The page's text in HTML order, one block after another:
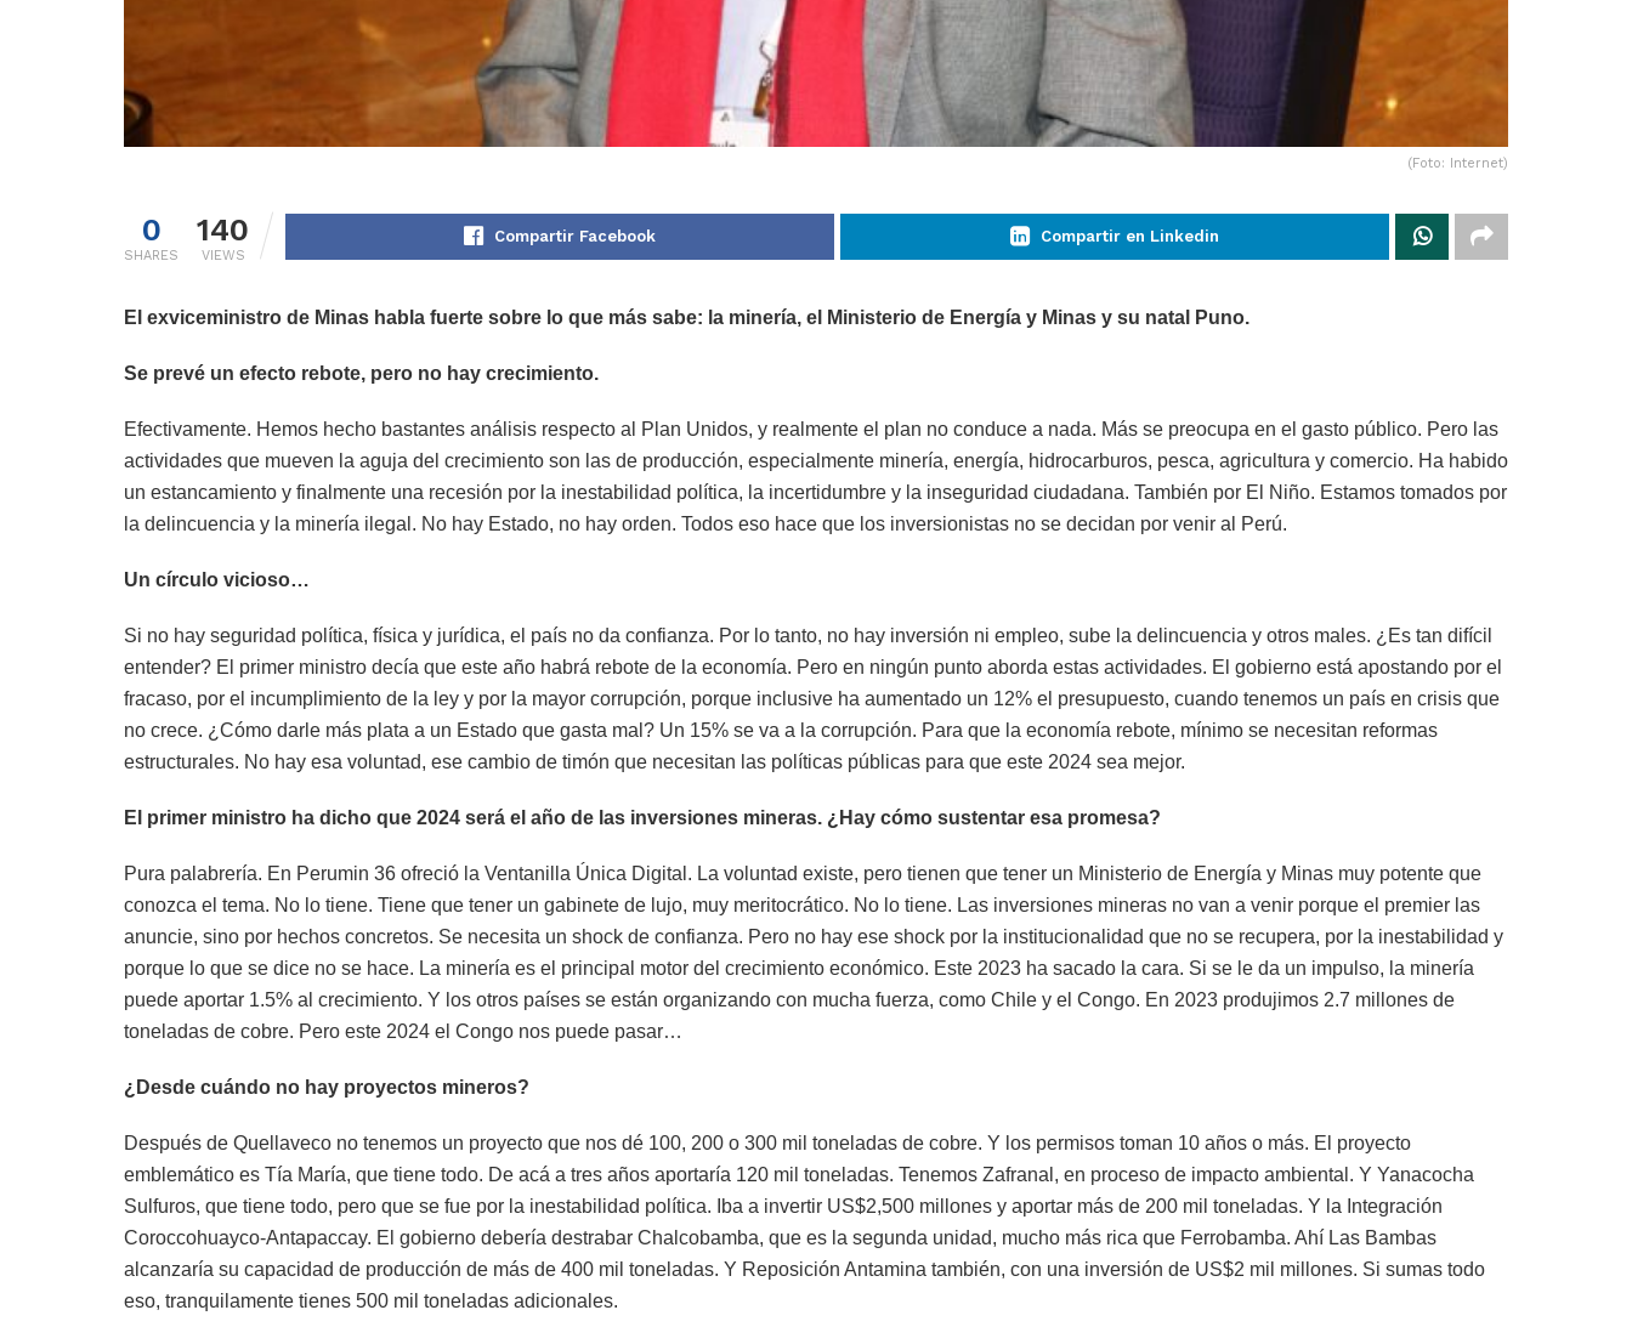
(Foto: Internet)
0
SHARES
140
VIEWS
Compartir Facebook Compartir en Linkedin
El exviceministro de Minas habla fuerte sobre lo que más sabe: la minería, el Ministerio de Energía y Minas y su natal Puno.
Se prevé un efecto rebote, pero no hay crecimiento.
Efectivamente. Hemos hecho bastantes análisis respecto al Plan Unidos, y realmente el plan no conduce a nada. Más se preocupa en el gasto público. Pero las
actividades que mueven la aguja del crecimiento son las de producción, especialmente minería, energía, hidrocarburos, pesca, agricultura y comercio. Ha habido
un estancamiento y finalmente una recesión por la inestabilidad política, la incertidumbre y la inseguridad ciudadana. También por El Niño. Estamos tomados por
la delincuencia y la minería ilegal. No hay Estado, no hay orden. Todos eso hace que los inversionistas no se decidan por venir al Perú.
Un círculo vicioso…
Si no hay seguridad política, física y jurídica, el país no da confianza. Por lo tanto, no hay inversión ni empleo, sube la delincuencia y otros males. ¿Es tan difícil
entender? El primer ministro decía que este año habrá rebote de la economía. Pero en ningún punto aborda estas actividades. El gobierno está apostando por el
fracaso, por el incumplimiento de la ley y por la mayor corrupción, porque inclusive ha aumentado un 12% el presupuesto, cuando tenemos un país en crisis que
no crece. ¿Cómo darle más plata a un Estado que gasta mal? Un 15% se va a la corrupción. Para que la economía rebote, mínimo se necesitan reformas
estructurales. No hay esa voluntad, ese cambio de timón que necesitan las políticas públicas para que este 2024 sea mejor.
El primer ministro ha dicho que 2024 será el año de las inversiones mineras. ¿Hay cómo sustentar esa promesa?
Pura palabrería. En Perumin 36 ofreció la Ventanilla Única Digital. La voluntad existe, pero tienen que tener un Ministerio de Energía y Minas muy potente que
conozca el tema. No lo tiene. Tiene que tener un gabinete de lujo, muy meritocrático. No lo tiene. Las inversiones mineras no van a venir porque el premier las
anuncie, sino por hechos concretos. Se necesita un shock de confianza. Pero no hay ese shock por la institucionalidad que no se recupera, por la inestabilidad y
porque lo que se dice no se hace. La minería es el principal motor del crecimiento económico. Este 2023 ha sacado la cara. Si se le da un impulso, la minería
puede aportar 1.5% al crecimiento. Y los otros países se están organizando con mucha fuerza, como Chile y el Congo. En 2023 produjimos 2.7 millones de
toneladas de cobre. Pero este 2024 el Congo nos puede pasar…
¿Desde cuándo no hay proyectos mineros?
Después de Quellaveco no tenemos un proyecto que nos dé 100, 200 o 300 mil toneladas de cobre. Y los permisos toman 10 años o más. El proyecto
emblemático es Tía María, que tiene todo. De acá a tres años aportaría 120 mil toneladas. Tenemos Zafranal, en proceso de impacto ambiental. Y Yanacocha
Sulfuros, que tiene todo, pero que se fue por la inestabilidad política. Iba a invertir US$2,500 millones y aportar más de 200 mil toneladas. Y la Integración
Coroccohuayco-Antapaccay. El gobierno debería destrabar Chalcobamba, que es la segunda unidad, mucho más rica que Ferrobamba. Ahí Las Bambas
alcanzaría su capacidad de producción de más de 400 mil toneladas. Y Reposición Antamina también, con una inversión de US$2 mil millones. Si sumas todo
eso, tranquilamente tienes 500 mil toneladas adicionales.